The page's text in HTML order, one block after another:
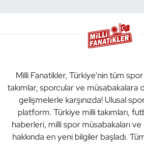
Milli Fanatikler, Türkiye'nin tüm
takımlar, sporcular ve müsabakalara
gelişmelerle karşınızda! Ulusal
platform. Türkiye milli takımları,
haberleri, milli spor müsabakaları
hakkında en yeni bilgiler başladı.